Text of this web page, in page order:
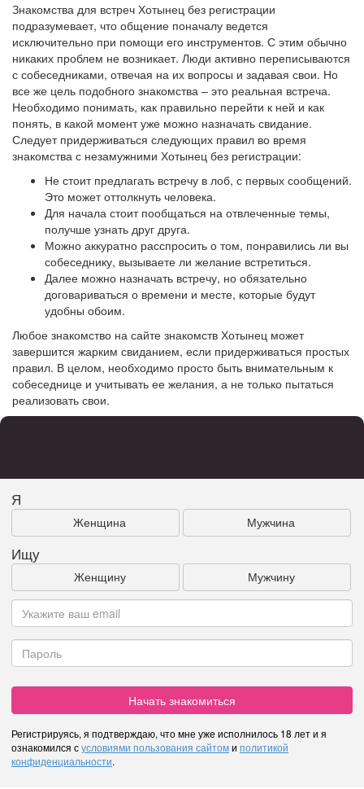
Знакомства для встреч Хотынец без регистрации
подразумевает, что общение поначалу ведется
исключительно при помощи его инструментов. С этим обычно
никаких проблем не возникает. Люди активно переписываются
с собеседниками, отвечая на их вопросы и задавая свои. Но
все же цель подобного знакомства – это реальная встреча.
Необходимо понимать, как правильно перейти к ней и как
понять, в какой момент уже можно назначать свидание.
Следует придерживаться следующих правил во время
знакомства с незамужними Хотынец без регистрации:
Не стоит предлагать встречу в лоб, с первых сообщений.
Это может оттолкнуть человека.
Для начала стоит пообщаться на отвлеченные темы,
получше узнать друг друга.
Можно аккуратно расспросить о том, понравились ли вы
собеседнику, вызываете ли желание встретиться.
Далее можно назначать встречу, но обязательно
договариваться о времени и месте, которые будут
удобны обоим.
Любое знакомство на сайте знакомств Хотынец может
завершится жарким свиданием, если придерживаться простых
правил. В целом, необходимо просто быть внимательным к
собеседнице и учитывать ее желания, а не только пытаться
реализовать свои.
Я
Женщина Мужчина
Ищу
Женщину Мужчину
Начать знакомиться
Регистрируясь, я подтверждаю, что мне уже исполнилось 18 лет и я
ознакомился сусловиями пользования сайтоми политикой
конфиденциальности.